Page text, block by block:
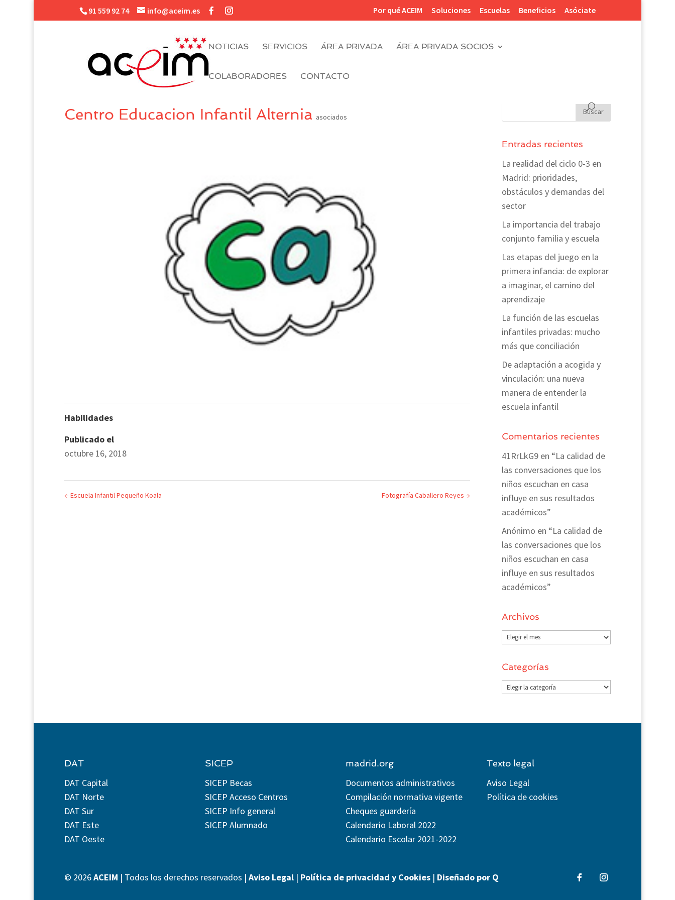
91 559 92 74 info@aceim.es Por qué ACEIM Soluciones Escuelas Beneficios Asóciate
NOTICIAS SERVICIOS ÁREA PRIVADA ÁREA PRIVADA SOCIOS
COLABORADORES CONTACTO
Centro Educacion Infantil Alternia asociados
Habilidades
Publicado el
octubre 16, 2018
← Escuela Infantil Pequeño Koala Fotografía Caballero Reyes →
Entradas recientes
La realidad del ciclo 0-3 en
Madrid: prioridades,
obstáculos y demandas del
sector
La importancia del trabajo
conjunto familia y escuela
Las etapas del juego en la
primera infancia: de explorar
a imaginar, el camino del
aprendizaje
La función de las escuelas
infantiles privadas: mucho
más que conciliación
De adaptación a acogida y
vinculación: una nueva
manera de entender la
escuela infantil
Comentarios recientes
41RrLkG9en “La calidad de
las conversaciones que los
niños escuchan en casa
influye en sus resultados
académicos”
Anónimo en “La calidad de
las conversaciones que los
niños escuchan en casa
influye en sus resultados
académicos”
Archivos
Archivos
Categorías
Categorías
DAT
DAT Capital
DAT Norte
DAT Sur
DAT Este
DAT Oeste
SICEP
SICEP Becas
SICEP Acceso Centros
SICEP Info general
SICEP Alumnado
madrid.org
Documentos administrativos
Compilación normativa vigente
Cheques guardería
Calendario Laboral 2022
Calendario Escolar 2021-2022
Texto legal
Aviso Legal
Política de cookies
© 2026ACEIM | Todos los derechos reservados | Aviso Legal| Política de privacidad y Cookies| Diseñado por Q